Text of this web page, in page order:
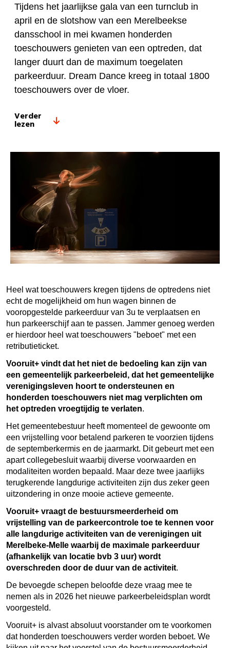
Tijdens het jaarlijkse gala van een turnclub in
april en de slotshow van een Merelbeekse
dansschool in mei kwamen honderden
toeschouwers genieten van een optreden, dat
langer duurt dan de maximum toegelaten
parkeerduur. Dream Dance kreeg in totaal 1800
toeschouwers over de vloer.
Verder
lezen
Heel wat toeschouwers kregen tijdens de optredens niet
echt de mogelijkheid om hun wagen binnen de
vooropgestelde parkeerduur van 3u te verplaatsen en
hun parkeerschijf aan te passen. Jammer genoeg werden
er hierdoor heel wat toeschouwers "beboet" met een
retributieticket.
Vooruit+ vindt dat het niet de bedoeling kan zijn van
een gemeentelijk parkeerbeleid, dat het gemeentelijke
verenigingsleven hoort te ondersteunen en
honderden toeschouwers niet mag verplichten om
het optreden vroegtijdig te verlaten.
Het gemeentebestuur heeft momenteel de gewoonte om
een vrijstelling voor betalend parkeren te voorzien tijdens
de septemberkermis en de jaarmarkt. Dit gebeurt met een
apart collegebesluit waarbij diverse voorwaarden en
modaliteiten worden bepaald. Maar deze twee jaarlijks
terugkerende langdurige activiteiten zijn dus zeker geen
uitzondering in onze mooie actieve gemeente.
Vooruit+ vraagt de bestuursmeerderheid om
vrijstelling van de parkeercontrole toe te kennen voor
alle langdurige activiteiten van de verenigingen uit
Merelbeke-Melle waarbij de maximale parkeerduur
(afhankelijk van locatie bvb 3 uur) wordt
overschreden door de duur van de activiteit.
De bevoegde schepen beloofde deze vraag mee te
nemen als in 2026 het nieuwe parkeerbeleidsplan wordt
voorgesteld.
Vooruit+ is alvast absoluut voorstander om te voorkomen
dat honderden toeschouwers verder worden beboet. We